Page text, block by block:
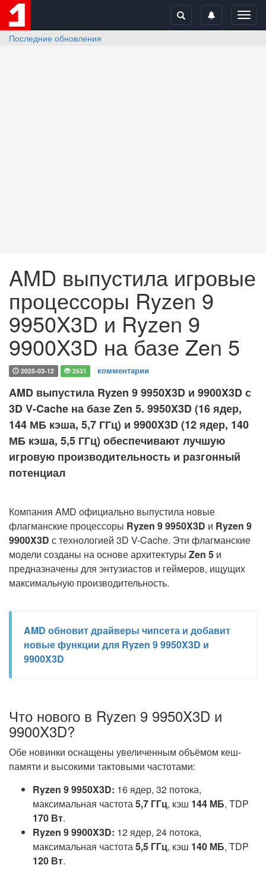
Последние обновления
AMD выпустила игровые
процессоры Ryzen 9
9950X3D и Ryzen 9
9900X3D на базе Zen 5
2025-03-12 2531 комментарии
AMD выпустила Ryzen 9 9950X3D и 9900X3D с
3D V-Cache на базе Zen 5. 9950X3D (16 ядер,
144 МБ кэша, 5,7 ГГц) и 9900X3D (12 ядер, 140
МБ кэша, 5,5 ГГц) обеспечивают лучшую
игровую производительность и разгонный
потенциал
Компания AMD официально выпустила новые
флагманские процессоры Ryzen 9 9950X3D и Ryzen 9
9900X3D с технологией 3D V-Cache. Эти флагманские
модели созданы на основе архитектуры Zen 5 и
предназначены для энтузиастов и геймеров, ищущих
максимальную производительность.
AMD обновит драйверы чипсета и добавит
новые функции для Ryzen 9 9950X3D и
9900X3D
Что нового в Ryzen 9 9950X3D и
9900X3D?
Обе новинки оснащены увеличенным объёмом кеш-
памяти и высокими тактовыми частотами:
Ryzen 9 9950X3D: 16 ядер, 32 потока,
максимальная частота5,7 ГГц, кэш 144 МБ, TDP
170 Вт.
Ryzen 9 9900X3D: 12 ядер, 24 потока,
максимальная частота5,5 ГГц, кэш 140 МБ, TDP
120 Вт.